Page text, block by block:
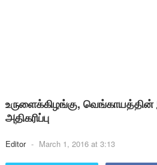
உருளைக்கிழங்கு, வெங்காயத்தின்
அதிகரிப்பு
Editor - March 1, 2016 at 3:13